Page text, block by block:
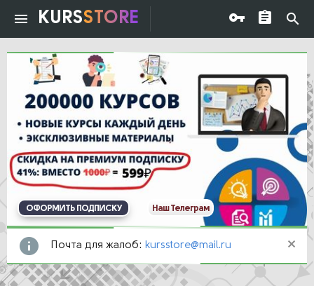
KURSSTORE
ОФОРМИТЬ ПОДПИСКУ Наш Телеграм
Почта для жалоб: kursstore@mail.ru